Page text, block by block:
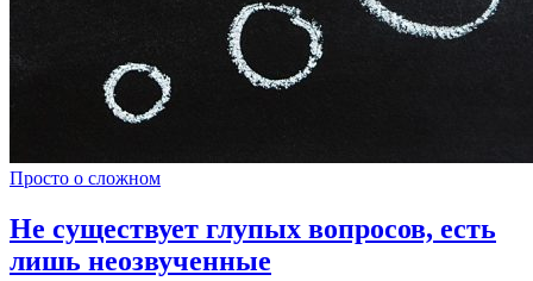
Просто о сложном
Не существует глупых вопросов, есть
лишь неозвученные